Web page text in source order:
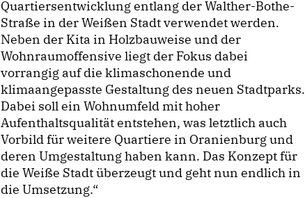
Quartiersentwicklung entlang der Walther-Bothe-
Straße in der Weißen Stadt verwendet werden.
Neben der Kita in Holzbauweise und der
Wohnraumoffensive liegt der Fokus dabei
vorrangig auf die klimaschonende und
klimaangepasste Gestaltung des neuen Stadtparks.
Dabei soll ein Wohnumfeld mit hoher
Aufenthaltsqualität entstehen, was letztlich auch
Vorbild für weitere Quartiere in Oranienburg und
deren Umgestaltung haben kann. Das Konzept für
die Weiße Stadt überzeugt und geht nun endlich in
die Umsetzung.“